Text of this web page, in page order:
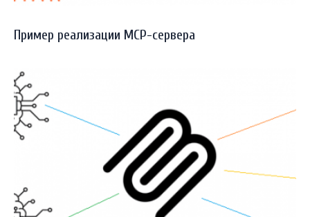
Пример реализации MCP-сервера